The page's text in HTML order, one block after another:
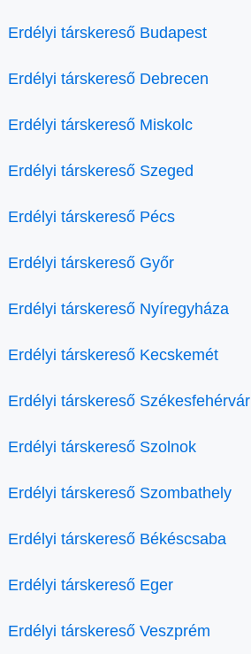
Erdélyi társkereső Budapest
Erdélyi társkereső Debrecen
Erdélyi társkereső Miskolc
Erdélyi társkereső Szeged
Erdélyi társkereső Pécs
Erdélyi társkereső Győr
Erdélyi társkereső Nyíregyháza
Erdélyi társkereső Kecskemét
Erdélyi társkereső Székesfehérvár
Erdélyi társkereső Szolnok
Erdélyi társkereső Szombathely
Erdélyi társkereső Békéscsaba
Erdélyi társkereső Eger
Erdélyi társkereső Veszprém